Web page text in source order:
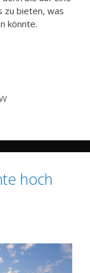
zu bieten, was
könnte.
hoch